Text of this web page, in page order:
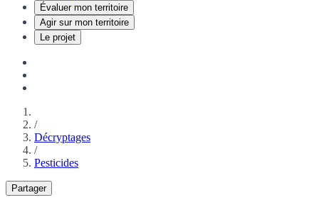
Évaluer mon territoire
Agir sur mon territoire
Le projet
/
Décryptages
/
Pesticides
Partager